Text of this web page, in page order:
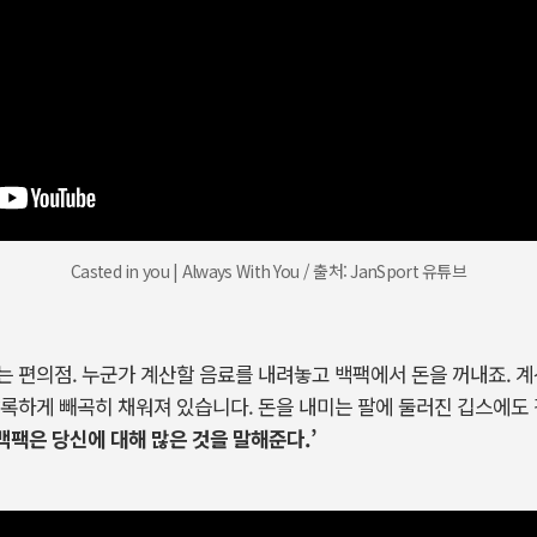
Casted in you | Always With You / 출처: JanSport 유튜브
편의점. 누군가 계산할 음료를 내려놓고 백팩에서 돈을 꺼내죠.
하게 빼곡히 채워져 있습니다. 돈을 내미는 팔에 둘러진 깁스에
팩은 당신에 대해 많은 것을 말해준다.’